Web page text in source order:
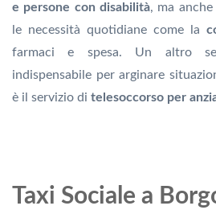
e persone con disabilità, ma
le necessità quotidiane come la
farmaci e spesa. Un altro
indispensabile per arginare
è il servizio di telesoccorso per
Taxi Sociale a